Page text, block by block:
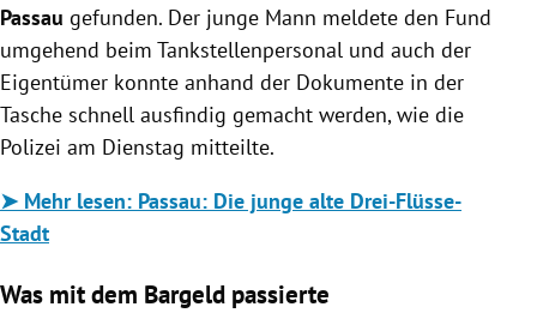
Passau gefunden. Der junge Mann meldete den Fund
umgehend beim Tankstellenpersonal und auch der
Eigentümer konnte anhand der Dokumente in der
Tasche schnell ausfindig gemacht werden, wie die
Polizei am Dienstag mitteilte.
➤ Mehr lesen: Passau: Die junge alte Drei-Flüsse-
Stadt
Was mit dem Bargeld passierte